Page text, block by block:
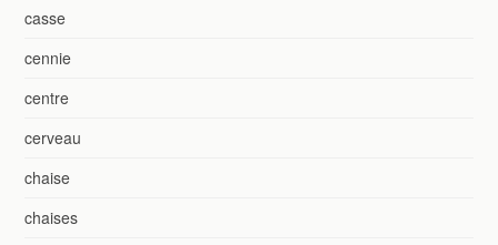
casse
cennie
centre
cerveau
chaise
chaises